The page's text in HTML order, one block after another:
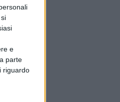
e
parte
riguardo